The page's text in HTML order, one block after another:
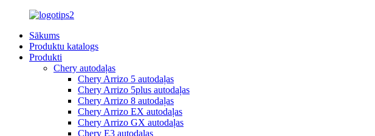
Sākums
Produktu katalogs
Produkti
Chery autodaļas
Chery Arrizo 5 autodaļas
Chery Arrizo 5plus autodaļas
Chery Arrizo 8 autodaļas
Chery Arrizo EX autodaļas
Chery Arrizo GX autodaļas
Chery E3 autodaļas